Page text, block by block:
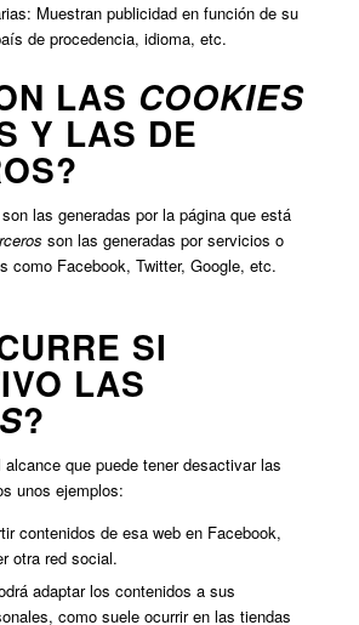
Muestran publicidad en función de su
de procedencia, idioma, etc.
LAS COOKIES
Y LAS DE
son las generadas por la página que está
son las generadas por servicios o
como Facebook, Twitter, Google, etc.
SI
LAS
?
alcance que puede tener desactivar las
unos ejemplos:
contenidos de esa web en Facebook,
otra red social.
adaptar los contenidos a sus
como suele ocurrir en las tiendas